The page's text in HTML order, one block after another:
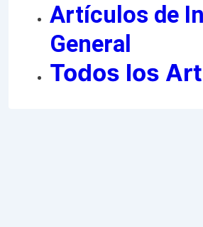
Artículos de
General
Todos los